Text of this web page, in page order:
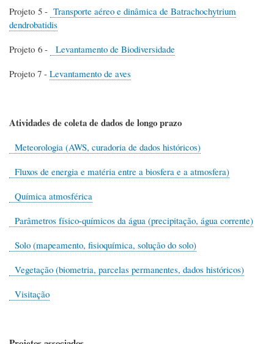
Projeto 5 - Transporte aéreo e dinâmica de Batrachochytrium
dendrobatidis
Projeto 6 -
Levantamento de Biodiversidade
Projeto 7 - Levantamento de aves
Atividades de coleta de dados de longo prazo
Meteorologia (AWS, curadoria de dados históricos)
Fluxos de energia e matéria entre a biosfera e a atmosfera)
Química atmosférica
Parâmetros físico-químicos da água (precipitação, água corrente)
Solo (mapeamento, fisioquímica, solução do solo)
Vegetação (biometria, parcelas permanentes, dados históricos)
Visitação